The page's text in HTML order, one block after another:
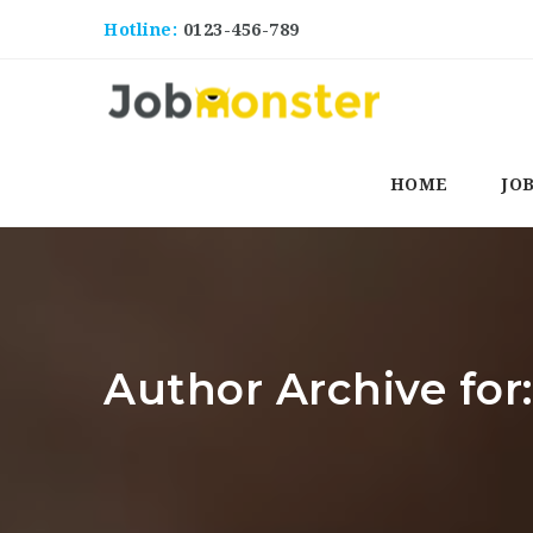
Hotline: 0123-456-789
HOME
Author Archive